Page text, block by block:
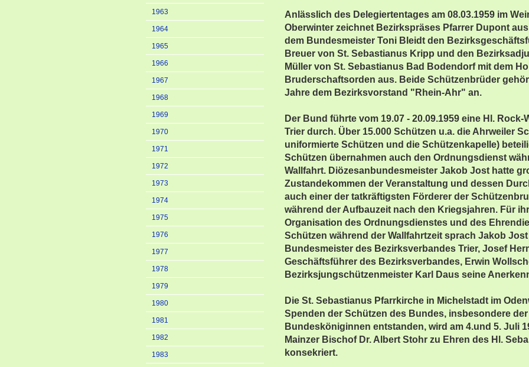
1963
1964
1965
1966
1967
1968
1969
1970
1971
1972
1973
1974
1975
1976
1977
1978
1979
1980
1981
1982
1983
Anlässlich des Delegiertentages am 08.03.1959 im
Oberwinter zeichnet Bezirkspräses Pfarrer Dupont
dem Bundesmeister Toni Bleidt den
Breuer von St. Sebastianus Kripp und den
Müller von St. Sebastianus Bad Bodendorf mit dem
Bruderschaftsorden aus. Beide Schützenbrüder
Jahre dem Bezirksvorstand "Rhein-Ahr" an.
Der Bund führte vom 19.07 - 20.09.1959 eine Hl. Rock-
Trier durch. Über 15.000 Schützen u.a. die Ahrweiler
uniformierte Schützen und die Schützenkapelle)
Schützen übernahmen auch den Ordnungsdienst
Wallfahrt. Diözesanbundesmeister Jakob Jost hatte
Zustandekommen der Veranstaltung und dessen
auch einer der tatkräftigsten Förderer der
während der Aufbauzeit nach den Kriegsjahren. Für
Organisation des Ordnungsdienstes und des
Schützen während der Wallfahrtzeit sprach Jakob
Bundesmeister des Bezirksverbandes Trier, Josef
Geschäftsführer des Bezirksverbandes, Erwin
Bezirksjungschützenmeister Karl Daus seine
Die St. Sebastianus Pfarrkirche in Michelstadt im
Spenden der Schützen des Bundes, insbesondere der
Bundesköniginnen entstanden, wird am 4.und 5. Juli
Mainzer Bischof Dr. Albert Stohr zu Ehren des Hl.
konsekriert.